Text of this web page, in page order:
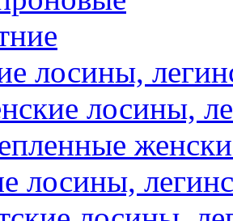
лосины,
лосины,
лосины,